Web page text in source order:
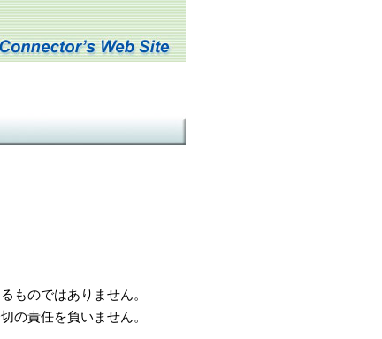
ものではありません。
の責任を負いません。